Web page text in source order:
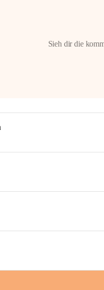
Sieh dir die